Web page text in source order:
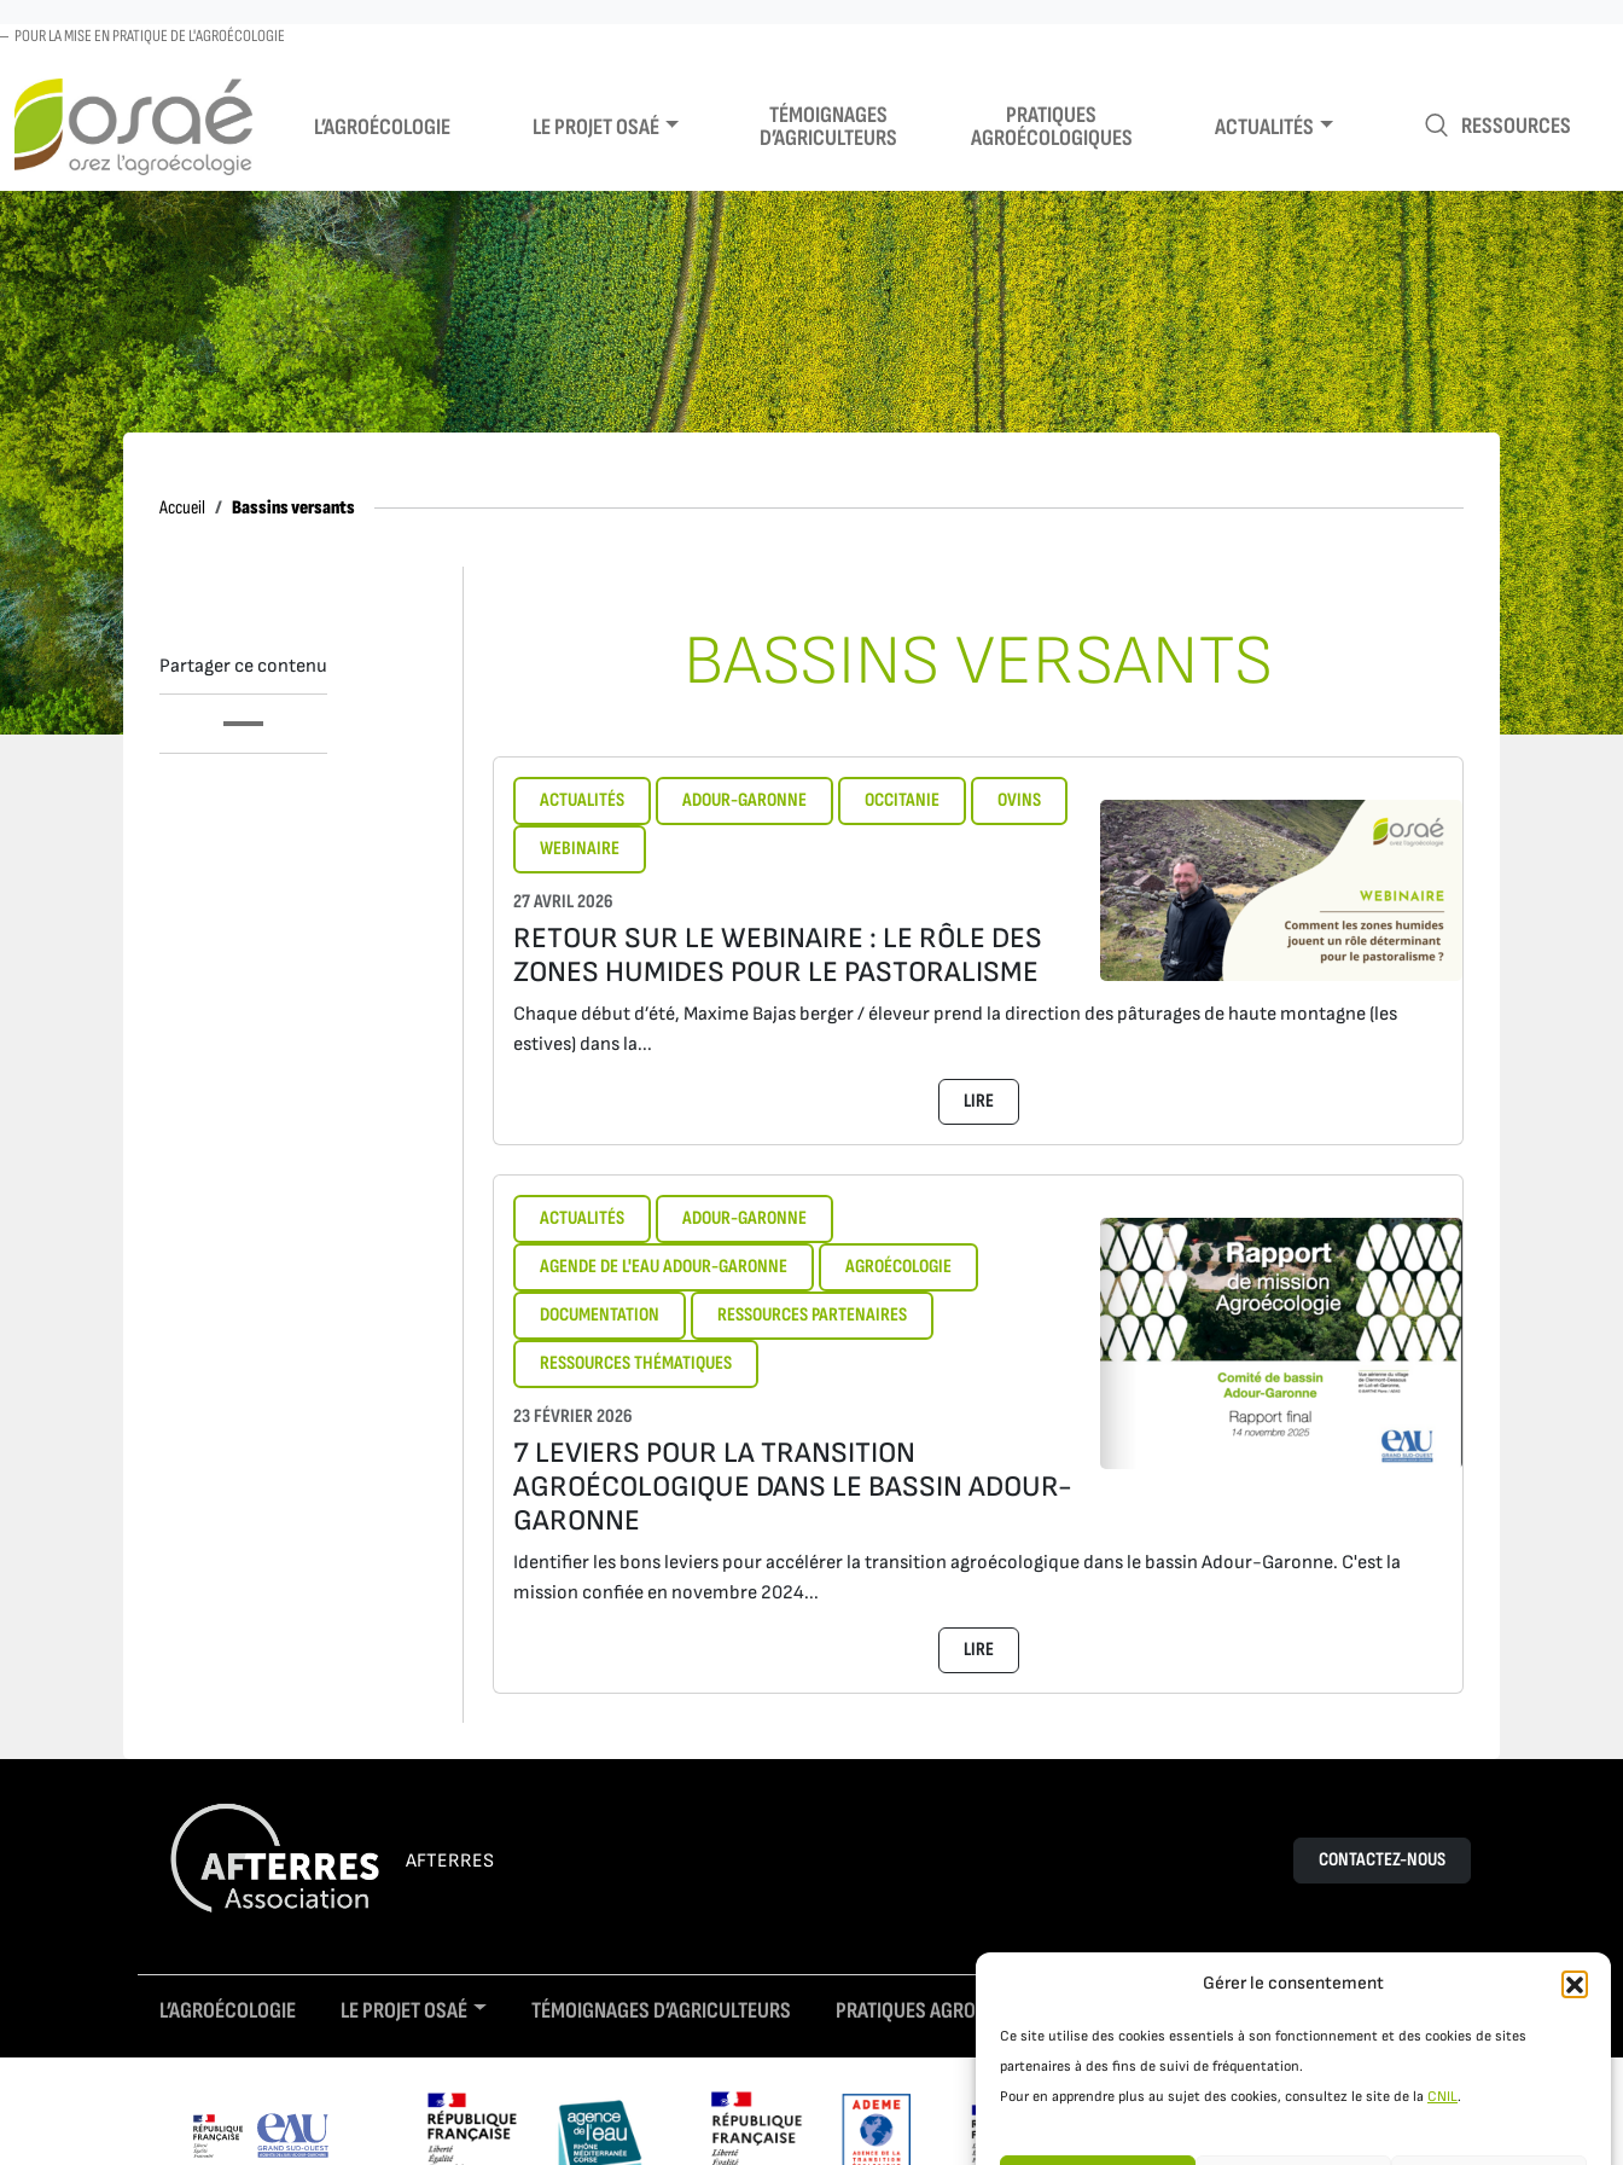
Gérer le consentement
Ce site utilise des cookies essentiels à son fonctionnement et des cookies de sites
partenaires à des fins de suivi de fréquentation.
Pour en apprendre plus au sujet des cookies, consultez le site de la CNIL.
POUR LA MISE EN PRATIQUE DE L'AGROÉCOLOGIE
L’AGROÉCOLOGIE LE PROJET OSAÉ
TÉMOIGNAGES
D’AGRICULTEURS
PRATIQUES
AGROÉCOLOGIQUES
ACTUALITÉS RESSOURCES
Accueil AccueilBassins versants
Partager ce contenu BASSINS VERSANTS
ACTUALITÉS ADOUR-GARONNE OCCITANIE OVINS
WEBINAIRE
27 AVRIL 2026
RETOUR SUR LE WEBINAIRE : LE RÔLE DES
ZONES HUMIDES POUR LE PASTORALISME
Chaque début d’été, Maxime Bajas berger / éleveur prend la direction des pâturages de haute montagne (les
estives) dans la...
LIRE
ACTUALITÉS ADOUR-GARONNE
AGENDE DE L'EAU ADOUR-GARONNE AGROÉCOLOGIE
DOCUMENTATION RESSOURCES PARTENAIRES
RESSOURCES THÉMATIQUES
23 FÉVRIER 2026
7 LEVIERS POUR LA TRANSITION
AGROÉCOLOGIQUE DANS LE BASSIN ADOUR-
GARONNE
Identifier les bons leviers pour accélérer la transition agroécologique dans le bassin Adour-Garonne. C'est la
mission confiée en novembre 2024...
LIRE
AFTERRES CONTACTEZ-NOUS
L’AGROÉCOLOGIE LE PROJET OSAÉ TÉMOIGNAGES D’AGRICULTEURS PRATIQUES AGROÉCOLOGIQUES